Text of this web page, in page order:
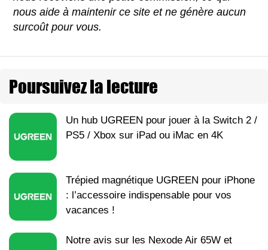
nous aide à maintenir ce site et ne génère aucun
surcoût pour vous.
Poursuivez la lecture
Un hub UGREEN pour jouer à la Switch 2 /
PS5 / Xbox sur iPad ou iMac en 4K
Trépied magnétique UGREEN pour iPhone
: l’accessoire indispensable pour vos
vacances !
Notre avis sur les Nexode Air 65W et